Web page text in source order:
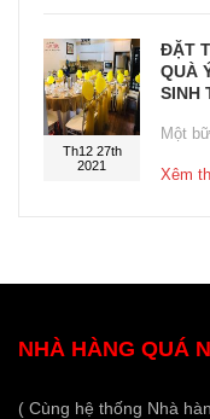
Th12 27th
2021
ĐẶT
QUÀ
SINH
Một
Xêm
NHÀ HÀNG QUÁ
( Cùng hệ thống Nhà